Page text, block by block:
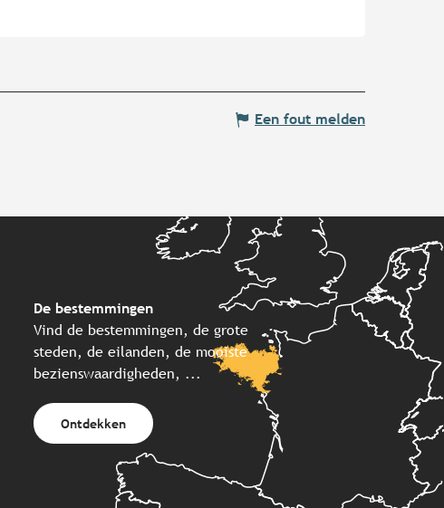
Een fout melden
De bestemmingen
Vind de bestemmingen, de grote
steden, de eilanden, de mooiste
bezienswaardigheden, ...
Ontdekken